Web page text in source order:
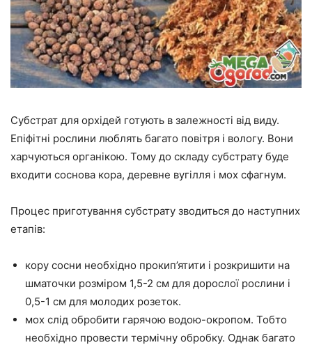
Субстрат для орхідей готують в залежності від виду.
Епіфітні рослини люблять багато повітря і вологу. Вони
харчуються органікою. Тому до складу субстрату буде
входити соснова кора, деревне вугілля і мох сфагнум.
Процес приготування субстрату зводиться до наступних
етапів:
кору сосни необхідно прокип’ятити і розкришити на
шматочки розміром 1,5-2 см для дорослої рослини і
0,5-1 см для молодих розеток.
мох слід обробити гарячою водою-окропом. Тобто
необхідно провести термічну обробку. Однак багато